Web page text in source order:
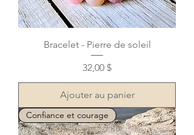
Bracelet - Pierre de soleil
Prix
32,00 $
Ajouter au panier
Confiance et courage